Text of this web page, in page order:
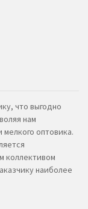
что выгодно
нам
мелкого оптовика.
коллективом
наиболее